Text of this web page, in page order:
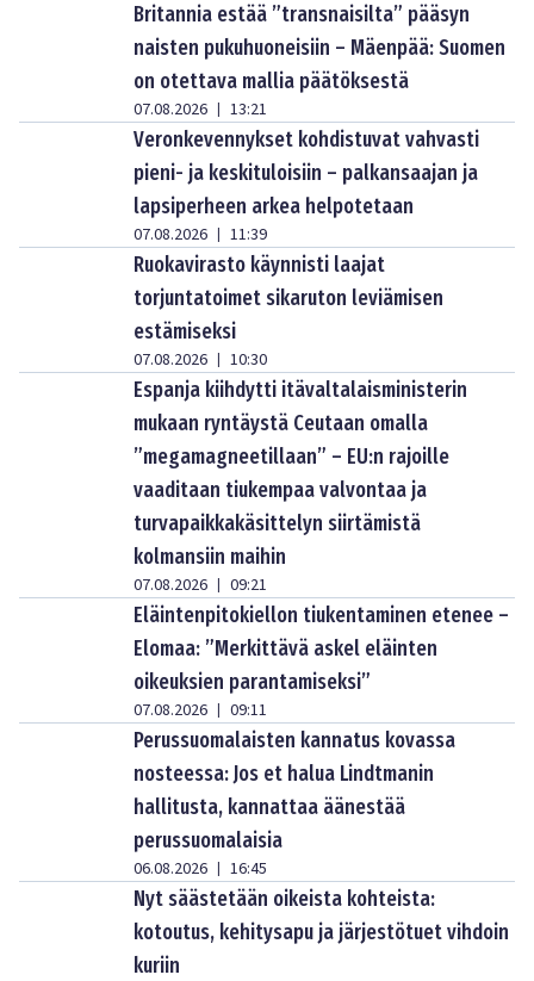
Britannia estää ”transnaisilta” pääsyn
naisten pukuhuoneisiin – Mäenpää: Suomen
on otettava mallia päätöksestä
07.08.2026 | 13:21
Veronkevennykset kohdistuvat vahvasti
pieni- ja keskituloisiin – palkansaajan ja
lapsiperheen arkea helpotetaan
07.08.2026 | 11:39
Ruokavirasto käynnisti laajat
torjuntatoimet sikaruton leviämisen
estämiseksi
07.08.2026 | 10:30
Espanja kiihdytti itävaltalaisministerin
mukaan ryntäystä Ceutaan omalla
”megamagneetillaan” – EU:n rajoille
vaaditaan tiukempaa valvontaa ja
turvapaikkakäsittelyn siirtämistä
kolmansiin maihin
07.08.2026 | 09:21
Eläintenpitokiellon tiukentaminen etenee –
Elomaa: ”Merkittävä askel eläinten
oikeuksien parantamiseksi”
07.08.2026 | 09:11
Perussuomalaisten kannatus kovassa
nosteessa: Jos et halua Lindtmanin
hallitusta, kannattaa äänestää
perussuomalaisia
06.08.2026 | 16:45
Nyt säästetään oikeista kohteista:
kotoutus, kehitysapu ja järjestötuet vihdoin
kuriin